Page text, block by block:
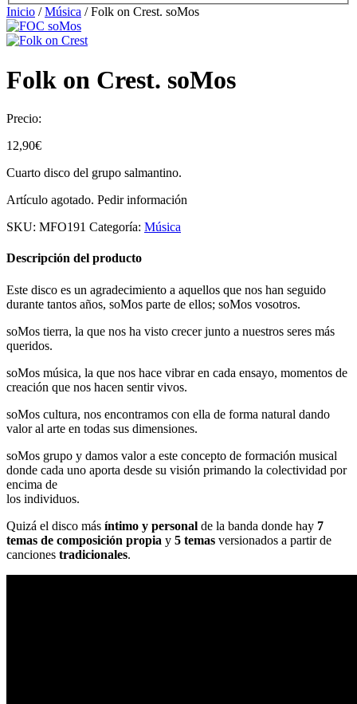
Inicio /Música / Folk on Crest. soMos
Folk on Crest. soMos
Precio:
12,90€
Cuarto disco del grupo salmantino.
Artículo agotado. Pedir información
SKU: MFO191 Categoría: Música
Descripción del producto
Este disco es un agradecimiento a aquellos que nos han seguido
durante tantos años, soMos parte de ellos; soMos vosotros.
soMos tierra, la que nos ha visto crecer junto a nuestros seres más
queridos.
soMos música, la que nos hace vibrar en cada ensayo, momentos de
creación que nos hacen sentir vivos.
soMos cultura, nos encontramos con ella de forma natural dando
valor al arte en todas sus dimensiones.
soMos grupo y damos valor a este concepto de formación musical
donde cada uno aporta desde su visión primando la colectividad por
encima de
los individuos.
Quizá el disco más íntimo y personal de la banda donde hay 7
temas de composición propia y 5 temas versionados a partir de
canciones tradicionales.